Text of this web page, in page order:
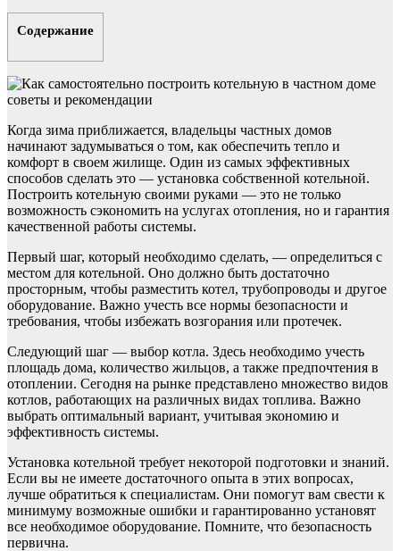
Содержание
Когда зима приближается, владельцы частных домов
начинают задумываться о том, как обеспечить тепло и
комфорт в своем жилище. Один из самых эффективных
способов сделать это — установка собственной котельной.
Построить котельную своими руками — это не только
возможность сэкономить на услугах отопления, но и гарантия
качественной работы системы.
Первый шаг, который необходимо сделать, — определиться с
местом для котельной. Оно должно быть достаточно
просторным, чтобы разместить котел, трубопроводы и другое
оборудование. Важно учесть все нормы безопасности и
требования, чтобы избежать возгорания или протечек.
Следующий шаг — выбор котла. Здесь необходимо учесть
площадь дома, количество жильцов, а также предпочтения в
отоплении. Сегодня на рынке представлено множество видов
котлов, работающих на различных видах топлива. Важно
выбрать оптимальный вариант, учитывая экономию и
эффективность системы.
Установка котельной требует некоторой подготовки и знаний.
Если вы не имеете достаточного опыта в этих вопросах,
лучше обратиться к специалистам. Они помогут вам свести к
минимуму возможные ошибки и гарантированно установят
все необходимое оборудование. Помните, что безопасность
первична.